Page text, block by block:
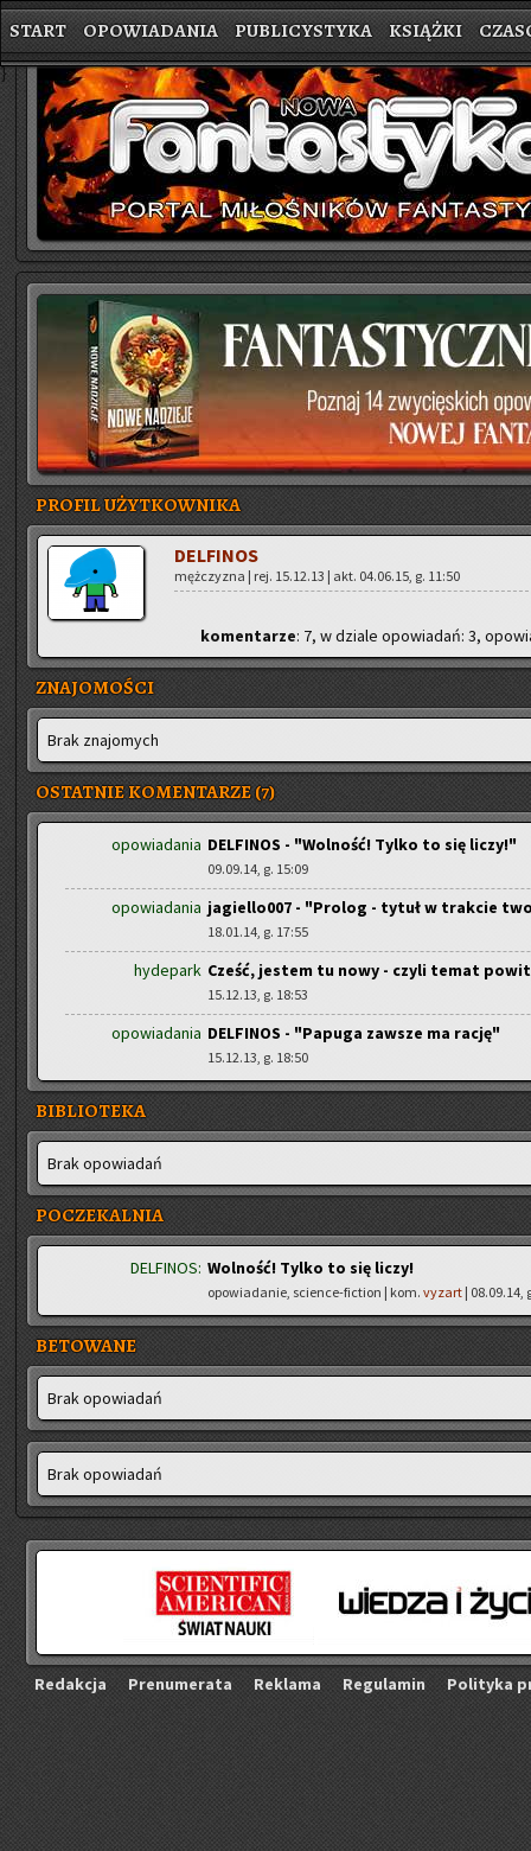
START OPOWIADANIA PUBLICYSTYKA KSIĄŻKI
}
PROFIL UŻYTKOWNIKA
DEL­FI­NOS
męż­czy­zna | rej. 15.12.13 | akt. 04.06.15, g. 11:50
ko­men­ta­rze: 7, w dzia­le opo­wia­dań: 3,
ZNAJOMOŚCI
Brak zna­jo­mych
OSTATNIE KOMENTARZE (7)
opowiadania DELFINOS - "Wolność! Tylko to się liczy!"
09.09.14, g. 15:09
opowiadania jagiello007 - "Prolog - tytuł w trakcie
18.01.14, g. 17:55
hydepark Cześć, jestem tu nowy - czyli temat
15.12.13, g. 18:53
opowiadania DELFINOS - "Papuga zawsze ma rację"
15.12.13, g. 18:50
BIBLIOTEKA
Brak opo­wia­dań
POCZEKALNIA
DELFINOS: Wolność! Tylko to się liczy!
opowiadanie, science-fiction | kom. vyzart | 08.09.14,
BETOWANE
Brak opo­wia­dań
Brak opo­wia­dań
Re­dak­cja Pre­nu­me­ra­ta Re­kla­ma Re­gu­la­min Po­li­ty­ka